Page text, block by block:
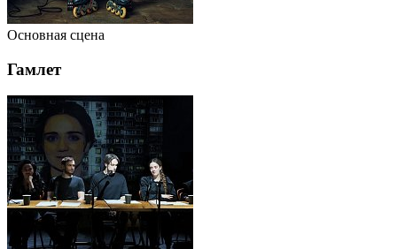
Основная сцена
Гамлет